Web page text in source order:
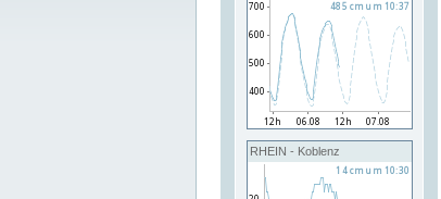
RHEIN - Koblenz